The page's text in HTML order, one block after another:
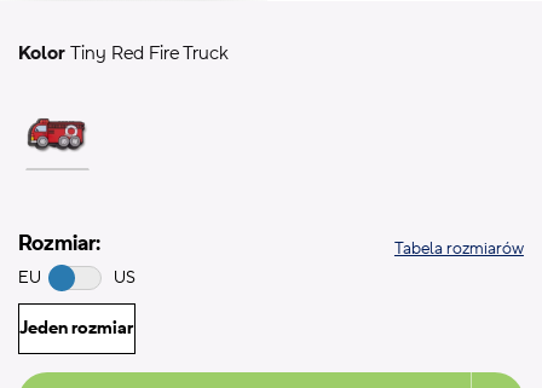
Kolor Tiny Red Fire Truck
Rozmiar:
EU US
Tabela rozmiarów
Jeden rozmiar